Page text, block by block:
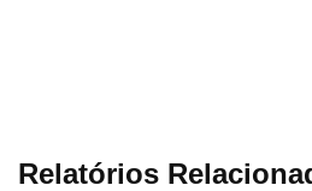
Relatórios